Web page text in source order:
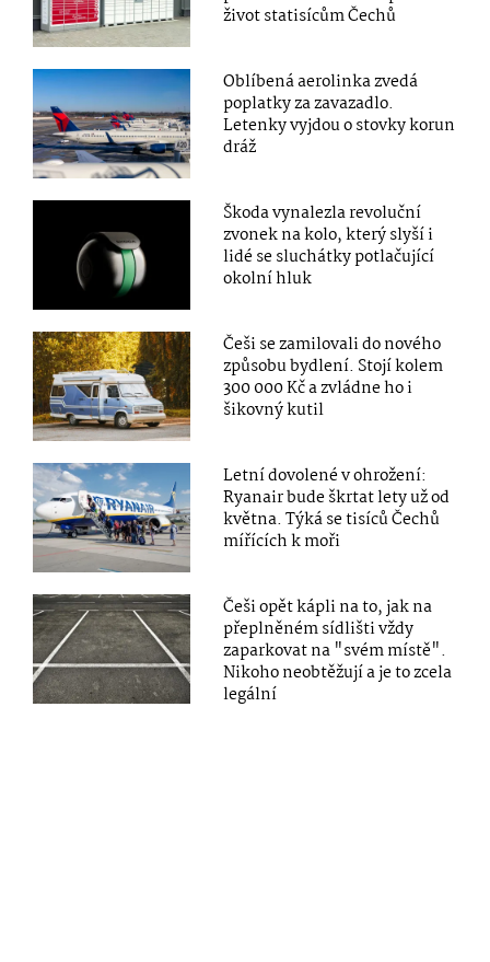
život statisícům Čechů
Oblíbená aerolinka zvedá
poplatky za zavazadlo.
Letenky vyjdou o stovky korun
dráž
Škoda vynalezla revoluční
zvonek na kolo, který slyší i
lidé se sluchátky potlačující
okolní hluk
Češi se zamilovali do nového
způsobu bydlení. Stojí kolem
300 000 Kč a zvládne ho i
šikovný kutil
Letní dovolené v ohrožení:
Ryanair bude škrtat lety už od
května. Týká se tisíců Čechů
mířících k moři
Češi opět kápli na to, jak na
přeplněném sídlišti vždy
zaparkovat na "svém místě".
Nikoho neobtěžují a je to zcela
legální